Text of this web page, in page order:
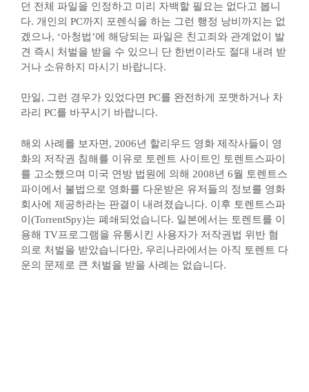
던 전체 파일을 인정하고 미리 자백할 필요는 없다고 봅니
다. 개인의 PC까지 포렌식을 하는 그런 행정 낭비까지는 없
겠으나, ‘아청법’에 해당되는 파일은 친고죄와 관계없이 발
견 즉시 처벌을 받을 수 있으니 단 한번이라도 절대 내려 받
거나 소유하지 마시기 바랍니다.
만일, 그런 경우가 있었다면 PC를 완전하게 포맷하거나 차
라리 PC를 바꾸시기 바랍니다.
해외 사례를 보자면, 2006년 할리우드 영화 제작사들이 영
화의 저작권 침해를 이유로 토렌트 사이트인 토렌트스파이
를 고소했으며 미국 연방 법원에 의해 2008년 6월 토렌트스
파이에서 불법으로 영화를 다운받은 유저들의 정보를 영화
회사에 제공하라는 판결이 내려졌습니다. 이후 토렌트스파
이(TorrentSpy)는 폐쇄되었습니다. 일본에서는 토렌트를 이
용해 TV프로그램을 유통시킨 사용자가 저작권법 위반 혐
의로 처벌을 받았습니다만, 우리나라에서는 아직 토렌트 다
운의 문제로 큰 처벌을 받을 사례는 없습니다.